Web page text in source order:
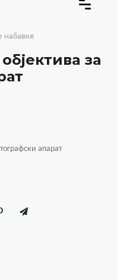
набавке
за
апарат